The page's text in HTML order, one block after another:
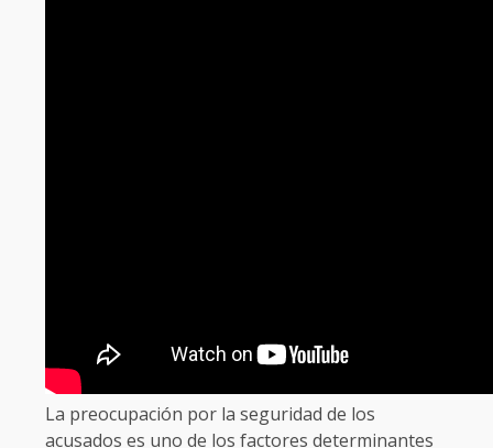
La preocupación por la seguridad de los
acusados es uno de los factores determinantes